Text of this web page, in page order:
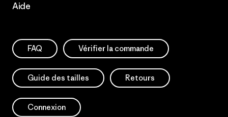
Aide
FAQ Vérifier la commande
Guide des tailles Retours
Connexion